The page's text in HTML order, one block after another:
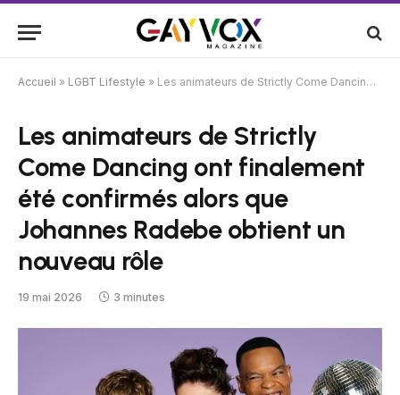
Accueil » LGBT Lifestyle » Les animateurs de Strictly Come Dancing ont finalement été confirmés alors que Johannes Radebe obtient un nouveau rôle
Les animateurs de Strictly
Come Dancing ont finalement
été confirmés alors que
Johannes Radebe obtient un
nouveau rôle
19 mai 2026 3 minutes